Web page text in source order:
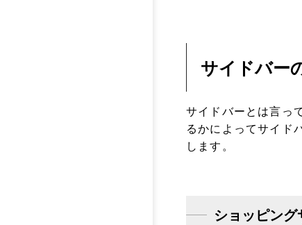
サイドバー
サイドバーとは言っ
るかによってサイド
します。
ショッピング